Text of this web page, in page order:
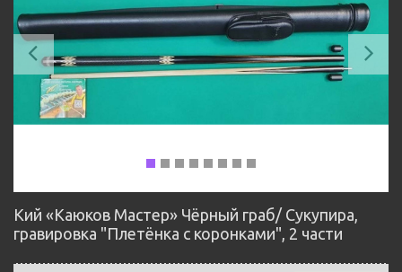
Previous
Кий «Каюков Мастер» Чёрный граб/ Сукупира,
гравировка "Плетёнка с коронками", 2 части